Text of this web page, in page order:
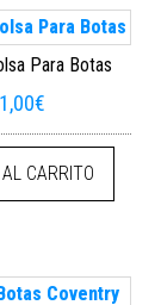
Para Botas
€
CARRITO